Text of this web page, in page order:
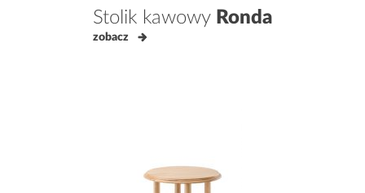
Stolik kawowy Ronda
zobacz